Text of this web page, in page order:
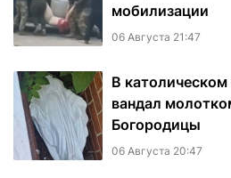
мобилизации
06 Августа 21:47
В
вандал
Богородицы
06 Августа 20:47